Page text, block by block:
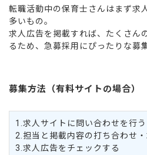
転職活動中の保育士さんはまず求
多いもの。
求人広告を掲載すれば、たくさん
るため、急募採用にぴったりな募
募集方法（有料サイトの場合）
1.求人サイトに問い合わせを行う
2.担当と掲載内容の打ち合わせ
3.求人広告をチェックする